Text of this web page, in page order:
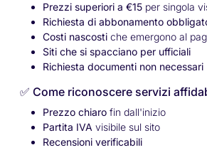
Prezzi superiori a €15 per singola
Richiesta di abbonamento
Costi nascosti che emergono al
Siti che si spacciano per ufficiali
Richiesta documenti non necessari
✅ Come riconoscere servizi
Prezzo chiaro fin dall'inizio
Partita IVA visibile sul sito
Recensioni verificabili